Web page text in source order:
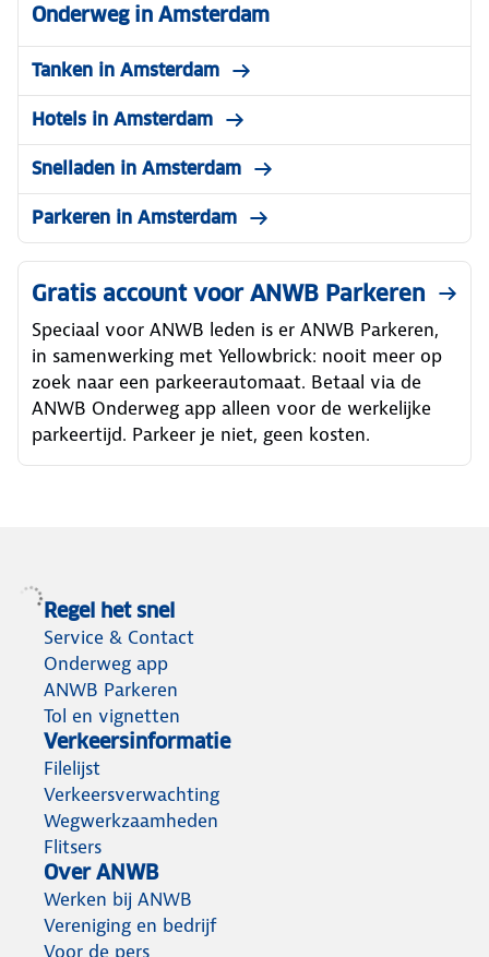
Onderweg in Amsterdam
Tanken in Amsterdam
Hotels in Amsterdam
Snelladen in Amsterdam
Parkeren in Amsterdam
Gratis account voor ANWB Parkeren
Speciaal voor ANWB leden is er ANWB Parkeren,
in samenwerking met Yellowbrick: nooit meer op
zoek naar een parkeerautomaat. Betaal via de
ANWB Onderweg app alleen voor de werkelijke
parkeertijd. Parkeer je niet, geen kosten.
Regel het snel
Service & Contact
Onderweg app
ANWB Parkeren
Tol en vignetten
Verkeersinformatie
Filelijst
Verkeersverwachting
Wegwerkzaamheden
Flitsers
Over ANWB
Werken bij ANWB
Vereniging en bedrijf
Voor de pers